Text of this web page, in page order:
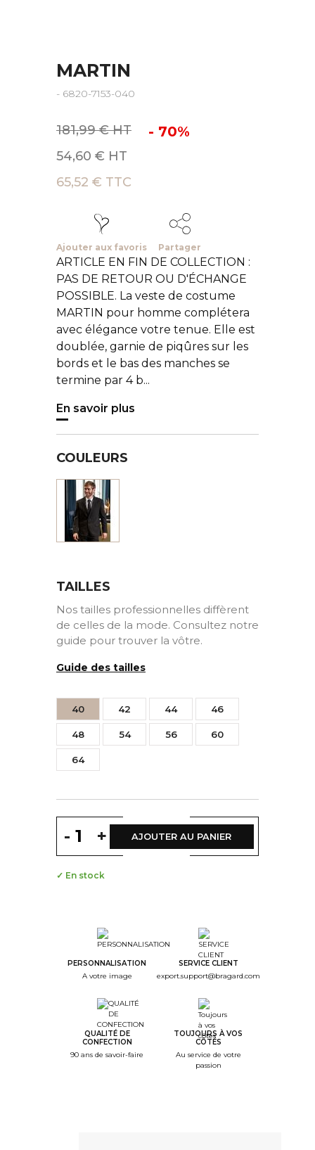
MARTIN
- 6820-7153-040
181,99 € HT - 70%
54,60 € HT
65,52 € TTC
Ajouter aux favoris Partager
ARTICLE EN FIN DE COLLECTION :
PAS DE RETOUR OU D'ÉCHANGE
POSSIBLE. La veste de costume
MARTIN pour homme complétera
avec élégance votre tenue. Elle est
doublée, garnie de piqûres sur les
bords et le bas des manches se
termine par 4 b...
En savoir plus
COULEURS
TAILLES
Nos tailles professionnelles diffèrent
de celles de la mode. Consultez notre
guide pour trouver la vôtre.
Guide des tailles
40 42 44 46
48 54 56 60
64
- + AJOUTER AU PANIER
✓ En stock
PERSONNALISATION
A votre image
SERVICE CLIENT
export.support@bragard.com
QUALITÉ DE
CONFECTION
90 ans de savoir-faire
TOUJOURS À VOS
CÔTÉS
Au service de votre
passion